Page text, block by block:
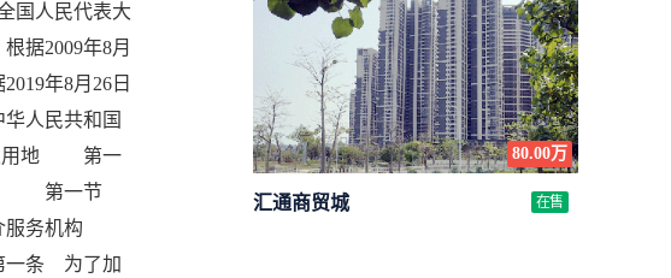
国人民代表大
据2009年8月
年8月26日
人民共和国
用地 第一
第一节
服务机构
条 为了加
80.00万
汇通商贸城 在售